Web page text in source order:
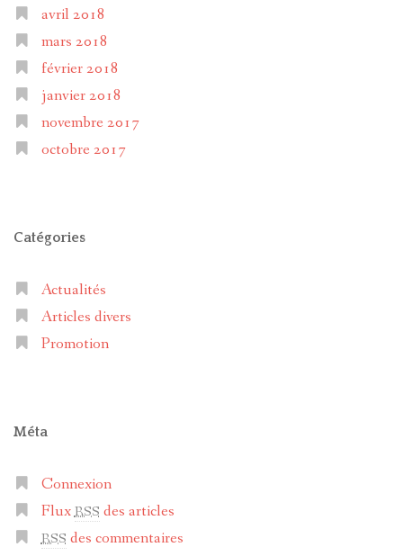
avril 2018
mars 2018
février 2018
janvier 2018
novembre 2017
octobre 2017
Catégories
Actualités
Articles divers
Promotion
Méta
Connexion
FluxRSS des articles
RSS des commentaires